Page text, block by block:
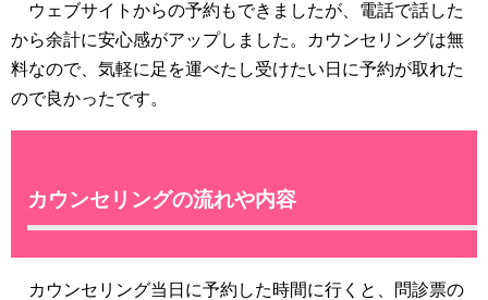
ウェブサイトからの予約もできましたが、電話で話した
から余計に安心感がアップしました。カウンセリングは無
料なので、気軽に足を運べたし受けたい日に予約が取れた
ので良かったです。
カウンセリングの流れや内容
カウンセリング当日に予約した時間に行くと、問診票の